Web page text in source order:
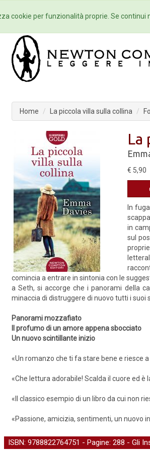
Home Autori
Home La piccola villa sulla collina
La
€ 5,90
In
in
sul
comincia a entrare in sintonia con le
a Seth, si accorge che i panorami della
minaccia di distruggere di nuovo tutti i
Panorami mozzafiato
Il profumo di un amore appena sbocciato
Un nuovo scintillante inizio
«Un romanzo che ti fa stare bene e riesce
«Che lettura adorabile! Scalda il cuore ed
«Il classico esempio di un libro da cui non
«Passione, amicizia, sentimenti, un nuovo
ISBN: 9788822764751 - Pagine: 288 - Gli
cookie per funzionalità proprie. Se continui